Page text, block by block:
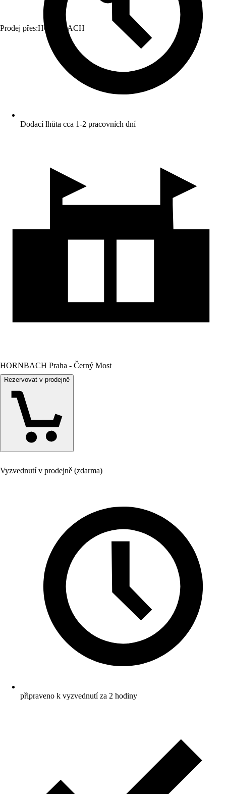
Prodej přes:HORNBACH
Dodací lhůta cca 1-2 pracovních dní
HORNBACH Praha - Černý Most
Rezervovat v prodejně
Vyzvednutí v prodejně (zdarma)
připraveno k vyzvednutí za 2 hodiny